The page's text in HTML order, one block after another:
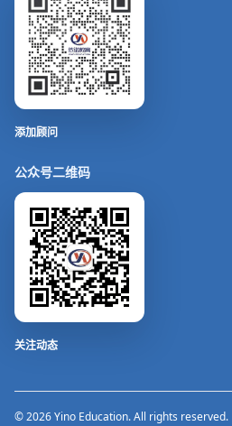
添加顾问
公众号二维码
关注动态
© 2026 Yino Education. All rights reserved.